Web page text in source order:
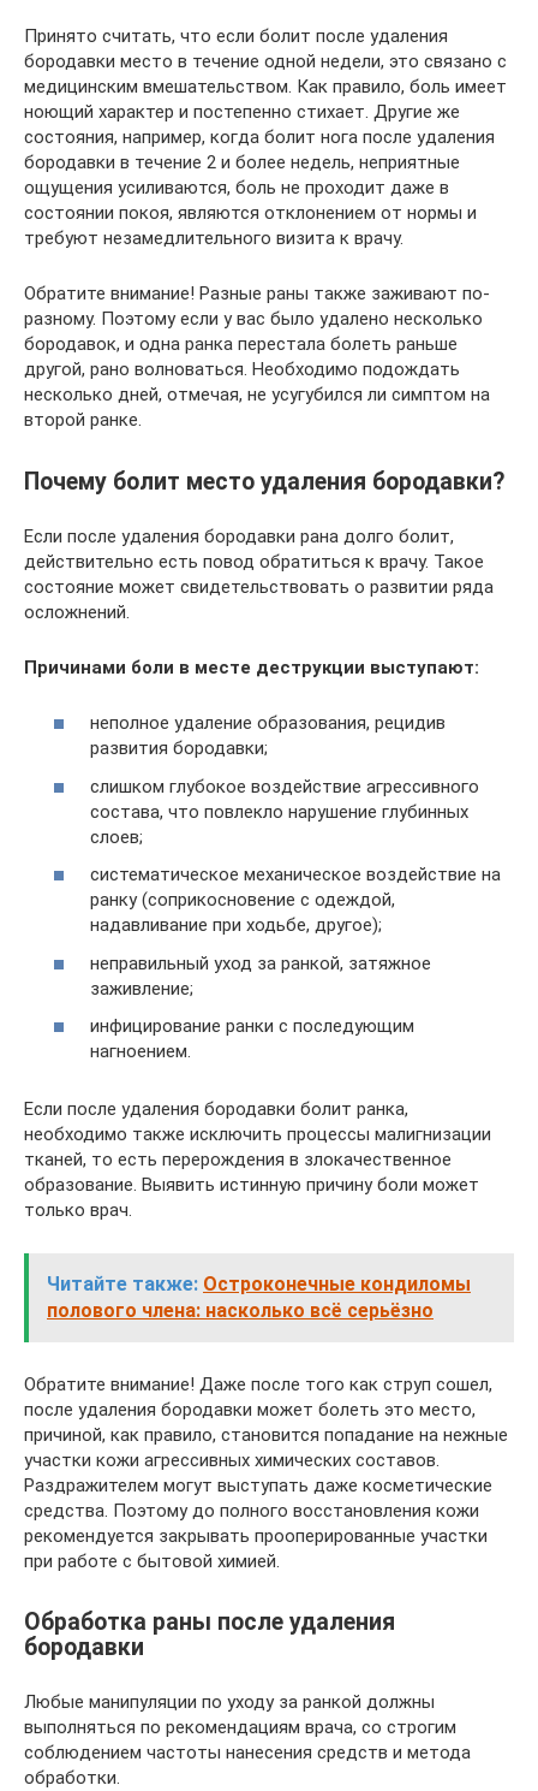
Принято считать, что если болит после удаления
бородавки место в течение одной недели, это связано с
медицинским вмешательством. Как правило, боль имеет
ноющий характер и постепенно стихает. Другие же
состояния, например, когда болит нога после удаления
бородавки в течение 2 и более недель, неприятные
ощущения усиливаются, боль не проходит даже в
состоянии покоя, являются отклонением от нормы и
требуют незамедлительного визита к врачу.
Обратите внимание! Разные раны также заживают по-
разному. Поэтому если у вас было удалено несколько
бородавок, и одна ранка перестала болеть раньше
другой, рано волноваться. Необходимо подождать
несколько дней, отмечая, не усугубился ли симптом на
второй ранке.
Почему болит место удаления бородавки?
Если после удаления бородавки рана долго болит,
действительно есть повод обратиться к врачу. Такое
состояние может свидетельствовать о развитии ряда
осложнений.
Причинами боли в месте деструкции выступают:
неполное удаление образования, рецидив
развития бородавки;
слишком глубокое воздействие агрессивного
состава, что повлекло нарушение глубинных
слоев;
систематическое механическое воздействие на
ранку (соприкосновение с одеждой,
надавливание при ходьбе, другое);
неправильный уход за ранкой, затяжное
заживление;
инфицирование ранки с последующим
нагноением.
Если после удаления бородавки болит ранка,
необходимо также исключить процессы малигнизации
тканей, то есть перерождения в злокачественное
образование. Выявить истинную причину боли может
только врач.
Читайте также: Остроконечные кондиломы
полового члена: насколько всё серьёзно
Обратите внимание! Даже после того как струп сошел,
после удаления бородавки может болеть это место,
причиной, как правило, становится попадание на нежные
участки кожи агрессивных химических составов.
Раздражителем могут выступать даже косметические
средства. Поэтому до полного восстановления кожи
рекомендуется закрывать прооперированные участки
при работе с бытовой химией.
Обработка раны после удаления
бородавки
Любые манипуляции по уходу за ранкой должны
выполняться по рекомендациям врача, со строгим
соблюдением частоты нанесения средств и метода
обработки.